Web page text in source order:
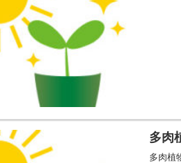
多肉
多肉植